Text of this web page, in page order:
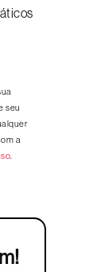
seu
a